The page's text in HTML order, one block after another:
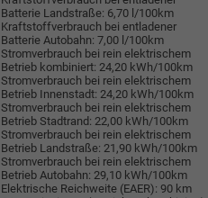
Batterie Landstraße: 6,70 l/100km
Kraftstoffverbrauch bei entladener
Batterie Autobahn: 7,00 l/100km
Stromverbrauch bei rein elektrischem
Betrieb kombiniert: 24,20 kWh/100km
Stromverbrauch bei rein elektrischem
Betrieb Innenstadt: 24,20 kWh/100km
Stromverbrauch bei rein elektrischem
Betrieb Stadtrand: 22,00 kWh/100km
Stromverbrauch bei rein elektrischem
Betrieb Landstraße: 21,90 kWh/100km
Stromverbrauch bei rein elektrischem
Betrieb Autobahn: 29,10 kWh/100km
Elektrische Reichweite (EAER): 90 km